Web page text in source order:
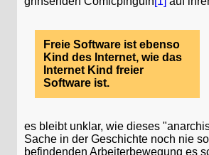
Freie Software ist ebenso
Kind des Internet, wie das
Internet Kind freier
Software ist.
es bleibt unklar, wie dieses
Sache in der Geschichte noch nie
befindenden Arbeiterbewegung es